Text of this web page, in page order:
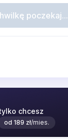
poczekaj...
chcesz
od 189 zł/mies.